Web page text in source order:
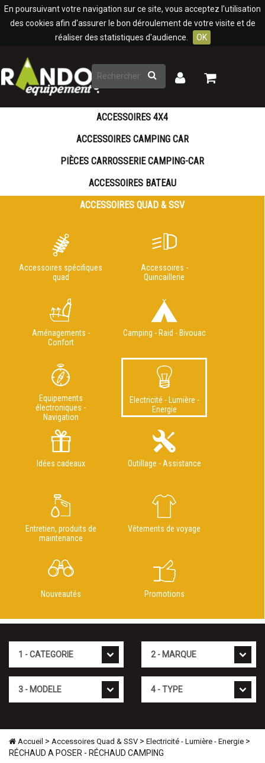
En poursuivant votre navigation sur ce site, vous acceptez l'utilisation
des cookies afin d'assurer le bon déroulement de votre visite et de
réaliser des statistiques d'audience.
OK
Rechercher
Mon
Mon
ACCESSOIRES 4X4
ACCESSOIRES CAMPING CAR
PIÈCES CARROSSERIE CAMPING-CAR
ACCESSOIRES BATEAU
ACCESSOIRES QUAD & SSV
Accessoires spécifiques
quad
Accessoires -
Quincaillerie
Aménagements -
Confort
Camping - Raid - Bivouac
Equipements
électroniques -
Navigation
Electricité - Lumière -
Energie
Idées cadeaux Outillage - Assistance
Entretien, produits de
maintenance
Vêtements de voyage
Nouveautés Promotions
Accueil > Accessoires Quad & SSV > Electricité - Lumière - Energie >
RÉCHAUD A POSER - RÉCHAUD CAMPING
Panneau de gestion des cookies